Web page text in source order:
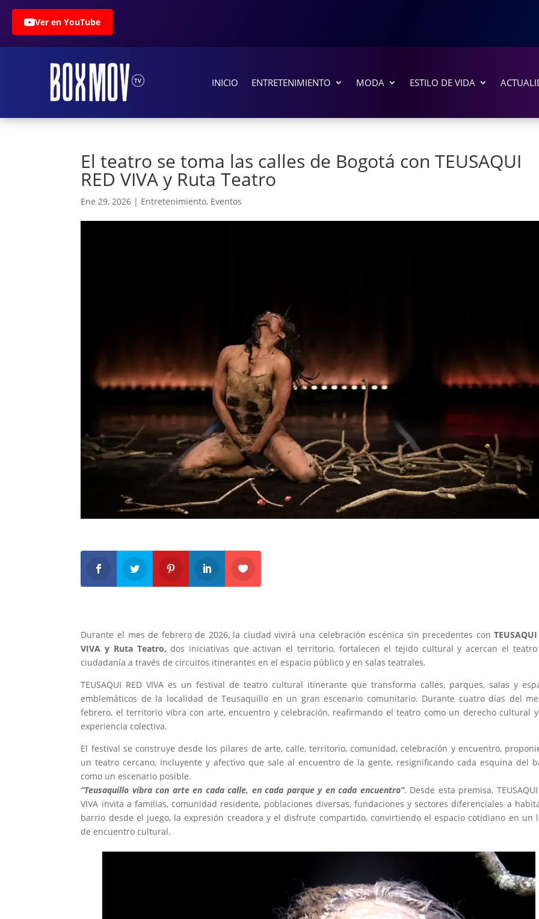
Ver en YouTube
INICIO ENTRETENIMIENTO MODA ESTILO DE VIDA
El teatro se toma las calles de Bogotá con TEUSAQUI
RED VIVA y Ruta Teatro
Ene 29, 2026 | Entretenimiento, Eventos
Durante el mes de febrero de 2026, la ciudad vivirá una celebración escénica sin precedentes con
VIVA y Ruta Teatro, dos iniciativas que activan el territorio, fortalecen el tejido cultural y acercan el
ciudadanía a través de circuitos itinerantes en el espacio público y en salas teatrales.
TEUSAQUI RED VIVA es un festival de teatro cultural itinerante que transforma calles, parques, salas y
emblemáticos de la localidad de Teusaquillo en un gran escenario comunitario. Durante cuatro días del
febrero, el territorio vibra con arte, encuentro y celebración, reafirmando el teatro como un derecho cultural
experiencia colectiva.
El festival se construye desde los pilares de arte, calle, territorio, comunidad, celebración y encuentro,
un teatro cercano, incluyente y afectivo que sale al encuentro de la gente, resignificando cada esquina del
como un escenario posible.
“Teusaquillo vibra con arte en cada calle, en cada parque y en cada encuentro”. Desde esta premisa, TEUSAQUI
VIVA invita a familias, comunidad residente, poblaciones diversas, fundaciones y sectores diferenciales a
barrio desde el juego, la expresión creadora y el disfrute compartido, convirtiendo el espacio cotidiano en un
de encuentro cultural.